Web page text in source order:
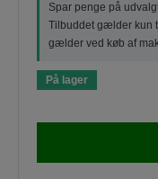
Spar penge på
Tilbuddet gælder kun
gælder ved køb af
På lager